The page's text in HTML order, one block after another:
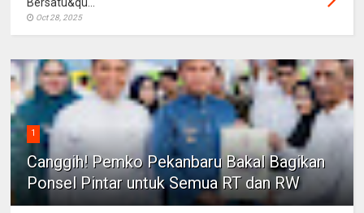
Bersatu&qu...
Oct 28, 2025
1
Canggih! Pemko Pekanbaru Bakal Bagikan
Ponsel Pintar untuk Semua RT dan RW